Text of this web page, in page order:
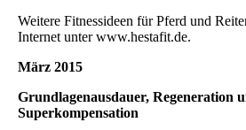
Weitere Fitnessideen für Pferd und
Internet unter www.hestafit.de.
März 2015
Grundlagenausdauer, Regeneration
Superkompensation